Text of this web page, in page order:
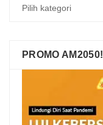
PROMO AM2050!